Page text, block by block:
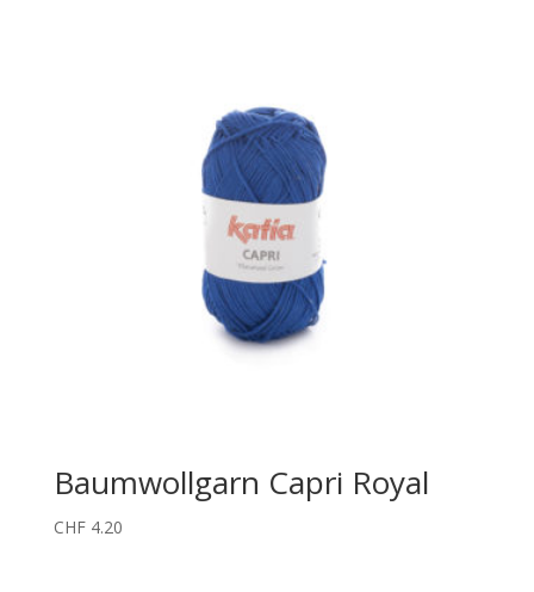
Baumwollgarn Capri Royal
CHF4.20